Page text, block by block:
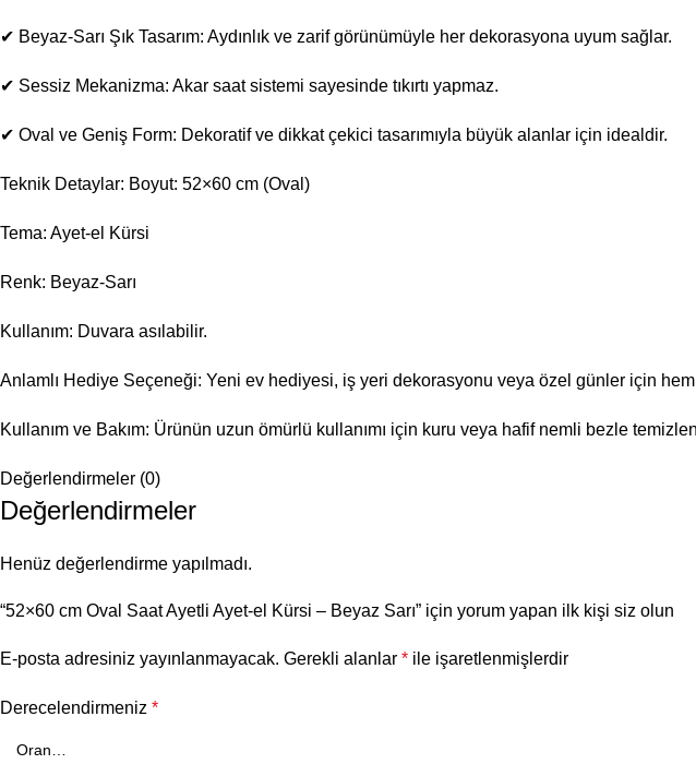
✔ Beyaz-Sarı Şık Tasarım: Aydınlık ve zarif görünümüyle her dekorasyona uyum sağlar.
✔ Sessiz Mekanizma: Akar saat sistemi sayesinde tıkırtı yapmaz.
✔ Oval ve Geniş Form: Dekoratif ve dikkat çekici tasarımıyla büyük alanlar için idealdir.
Teknik Detaylar: Boyut: 52×60 cm (Oval)
Tema: Ayet-el Kürsi
Renk: Beyaz-Sarı
Kullanım: Duvara asılabilir.
Anlamlı Hediye Seçeneği: Yeni ev hediyesi, iş yeri dekorasyonu veya özel günler için
Kullanım ve Bakım: Ürünün uzun ömürlü kullanımı için kuru veya hafif nemli bezle
Değerlendirmeler (0)
Değerlendirmeler
Henüz değerlendirme yapılmadı.
“52×60 cm Oval Saat Ayetli Ayet-el Kürsi – Beyaz Sarı” için yorum yapan ilk kişi siz olun
E-posta adresiniz yayınlanmayacak. Gerekli alanlar * ile işaretlenmişlerdir
Derecelendirmeniz *